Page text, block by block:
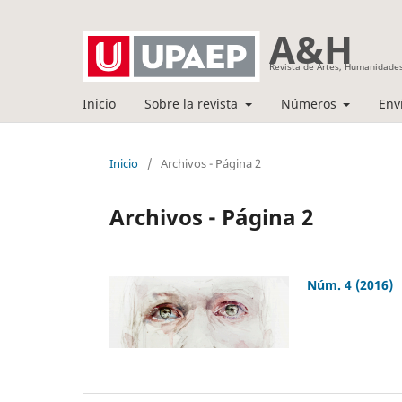
A&H
Revista de Artes,
Inicio Sobre la revista Números
Inicio / Archivos - Página 2
Archivos - Página 2
Núm. 4 (2016)